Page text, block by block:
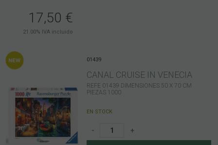
17,50 €
21.00% IVA incluido
01439
CANAL CRUISE IN VENECIA
REFE 01439 DIMENSIONES 50 X 70 CM
PIEZAS 1000
EN STOCK
- +